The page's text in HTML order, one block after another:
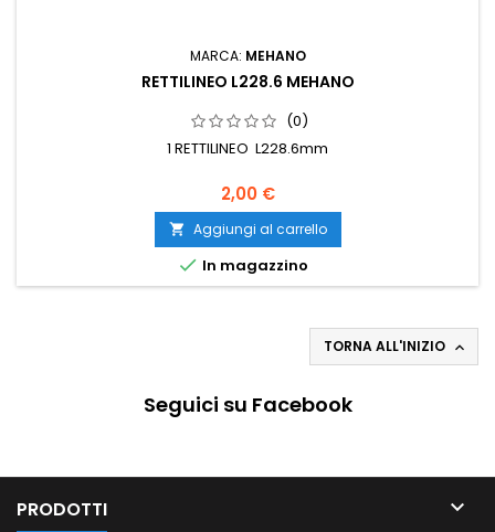
MARCA: MEHANO
RETTILINEO L228.6 MEHANO
(0)
1 RETTILINEO L228.6mm
2,00 €
 Aggiungi al carrello
 In magazzino
TORNA ALL'INIZIO 
Seguici su Facebook
PRODOTTI 